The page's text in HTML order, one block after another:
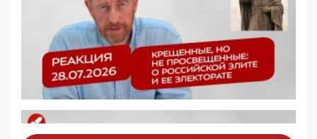
5G за счет здоровья граждан: Минцифры намерено
отобрать у регионов и муниципалитетов право
защищать жилые дома и социальные объекты от
05:58, 26 Мая 2026
Роскомнадзор освободили от борца с
деструктивным и опасным контентом
07:39, 25 Мая 2026